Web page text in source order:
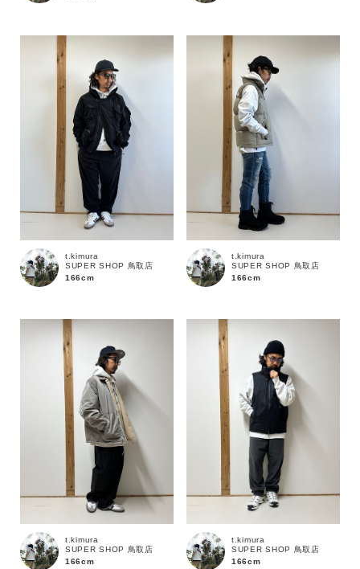
商品タイプ
通常商品 予約商品
セール価格 WEB限定
在庫あり 在庫なし含む
t.kimura
SUPER SHOP 鳥取店
166cm
t.kimura
SUPER SHOP 鳥取店
166cm
t.kimura
SUPER SHOP 鳥取店
166cm
t.kimura
SUPER SHOP 鳥取店
166cm